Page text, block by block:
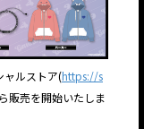
ャルストア(https://s
販売を開始いたしま